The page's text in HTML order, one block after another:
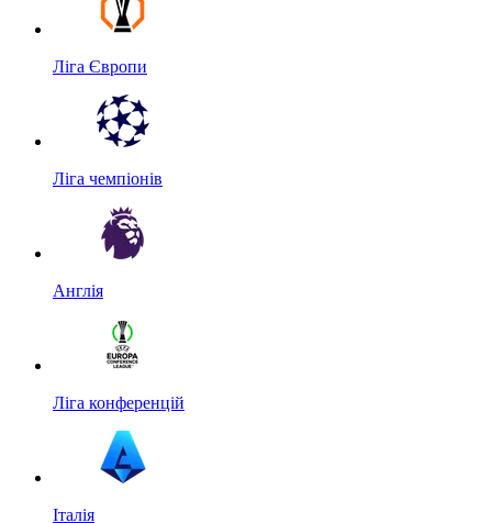
Ліга Європи
Ліга чемпіонів
Англія
Ліга конференцій
Італія